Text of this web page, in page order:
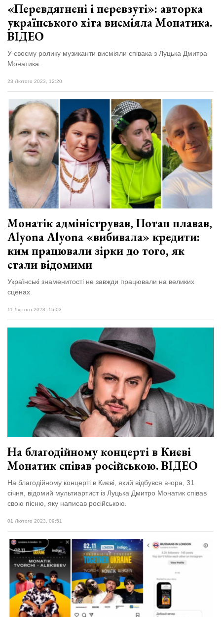
«Перевдягнені і перевзуті»: авторка
українського хіта висміяла Монатика.
ВІДЕО
У своєму ролику музиканти висміяли співака з Луцька Дмитра
Монатика.
23 Лютого 2023, 12:20
Монатік адміністрував, Потап плавав,
Alyona Alyona «вибивала» кредити:
ким працювали зірки до того, як
стали відомими
Українські знаменитості не завжди працювали на великих
сценах
11 Лютого 2023, 15:03
На благодійному концерті в Києві
Монатик співав російською. ВІДЕО
На благодійному концерті в Києві, який відбувся вчора, 31
січня, відомий мультиартист із Луцька Дмитро Монатик співав
свою пісню, яку написав російською.
01 Лютого 2023, 09:51